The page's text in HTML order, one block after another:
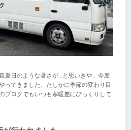
夏日のような暑さが…と思いきや、今度
ってきました。たしかに季節の変わり目
ブログでもいつも寒暖差にびっくりして